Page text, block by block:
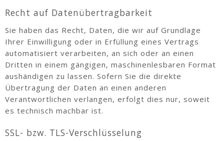
Recht auf Datenübertragbarkeit
Sie haben das Recht, Daten, die wir auf Grundlage
Ihrer Einwilligung oder in Erfüllung eines Vertrags
automatisiert verarbeiten, an sich oder an einen
Dritten in einem gängigen, maschinenlesbaren Format
aushändigen zu lassen. Sofern Sie die direkte
Übertragung der Daten an einen anderen
Verantwortlichen verlangen, erfolgt dies nur, soweit
es technisch machbar ist.
SSL- bzw. TLS-Verschlüsselung